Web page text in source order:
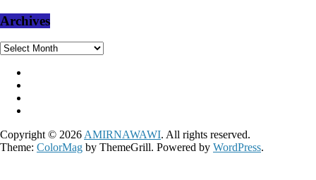
Archives
Archives
Copyright © 2026 AMIRNAWAWI. All rights reserved.
Theme: ColorMag by ThemeGrill. Powered by WordPress.